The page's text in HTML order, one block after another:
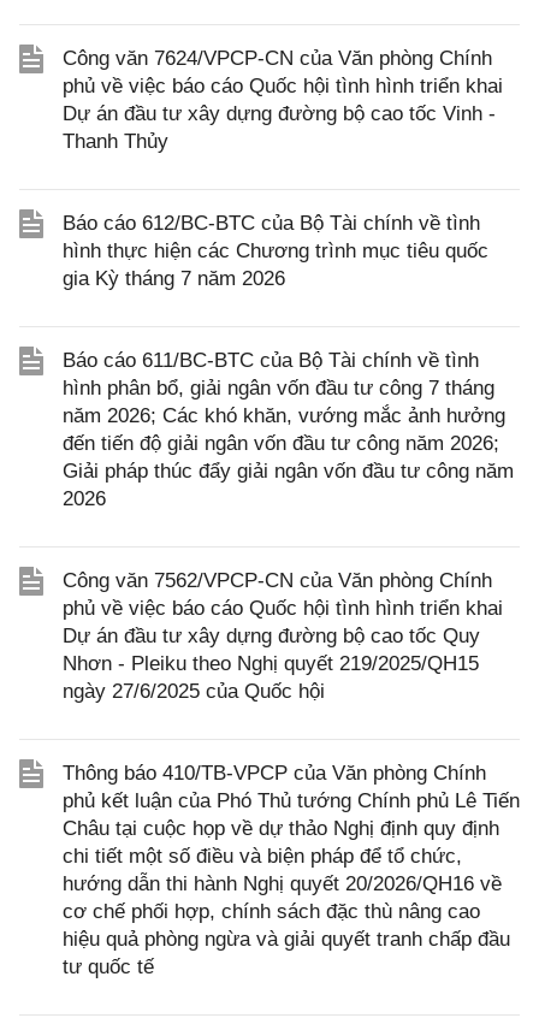
Công văn 7624/VPCP-CN của Văn phòng Chính
phủ về việc báo cáo Quốc hội tình hình triển khai
Dự án đầu tư xây dựng đường bộ cao tốc Vinh -
Thanh Thủy
Báo cáo 612/BC-BTC của Bộ Tài chính về tình
hình thực hiện các Chương trình mục tiêu quốc
gia Kỳ tháng 7 năm 2026
Báo cáo 611/BC-BTC của Bộ Tài chính về tình
hình phân bổ, giải ngân vốn đầu tư công 7 tháng
năm 2026; Các khó khăn, vướng mắc ảnh hưởng
đến tiến độ giải ngân vốn đầu tư công năm 2026;
Giải pháp thúc đẩy giải ngân vốn đầu tư công năm
2026
Công văn 7562/VPCP-CN của Văn phòng Chính
phủ về việc báo cáo Quốc hội tình hình triển khai
Dự án đầu tư xây dựng đường bộ cao tốc Quy
Nhơn - Pleiku theo Nghị quyết 219/2025/QH15
ngày 27/6/2025 của Quốc hội
Thông báo 410/TB-VPCP của Văn phòng Chính
phủ kết luận của Phó Thủ tướng Chính phủ Lê Tiến
Châu tại cuộc họp về dự thảo Nghị định quy định
chi tiết một số điều và biện pháp để tổ chức,
hướng dẫn thi hành Nghị quyết 20/2026/QH16 về
cơ chế phối hợp, chính sách đặc thù nâng cao
hiệu quả phòng ngừa và giải quyết tranh chấp đầu
tư quốc tế